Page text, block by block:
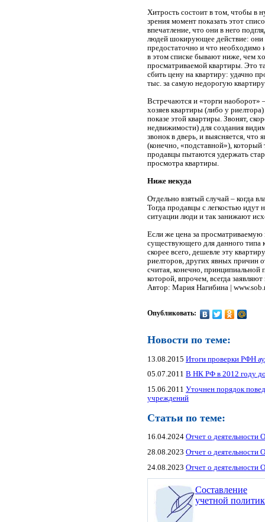
Хитрость состоит в том, чтобы в
зрения момент показать этот
впечатление, что они в него
людей шокирующее действие: они
предостаточно и что необходимо
в этом списке бывают ниже, чем
просматриваемой квартиры. Это
сбить цену на квартиру: удачно
тыс. за самую недорогую
Встречаются и «торги наоборот»
хозяев квартиры (либо у
показе этой квартиры. Звонят,
недвижимости) для создания
звонок в дверь, и выясняется, что
(конечно, «подставной»),
продавцы пытаются удержать
просмотра квартиры.
Ниже некуда
Отдельно взятый случай – когда
Тогда продавцы с легкостью идут
ситуации люди и так занижают
Если же цена за просматриваемую
существующего для данного типа
скорее всего, дешевле эту
риелторов, других явных причин
считая, конечно, принципиальной
которой, впрочем, всегда заявляют
Автор: Мария Нагибина |
Опубликовать:
Новости по теме:
13.08.2015 Итоги проверки РФН
05.07.2011 В НК РФ в 2012 году
15.06.2011 Уточнен порядок
учреждений
Статьи по теме:
16.04.2024 Отчет о
28.08.2023 Отчет о
24.08.2023 Отчет о
Составление
учетной